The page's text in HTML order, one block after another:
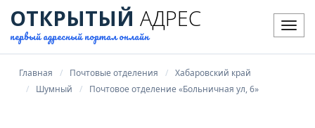
ОТКРЫТЫЙ АДРЕС
первый адресный портал онлайн
Главная Почтовые отделения
Хабаровский край
Шумный
Почтовое отделение «Больничная ул, 6»